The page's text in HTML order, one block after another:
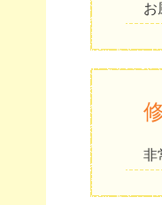
お
非